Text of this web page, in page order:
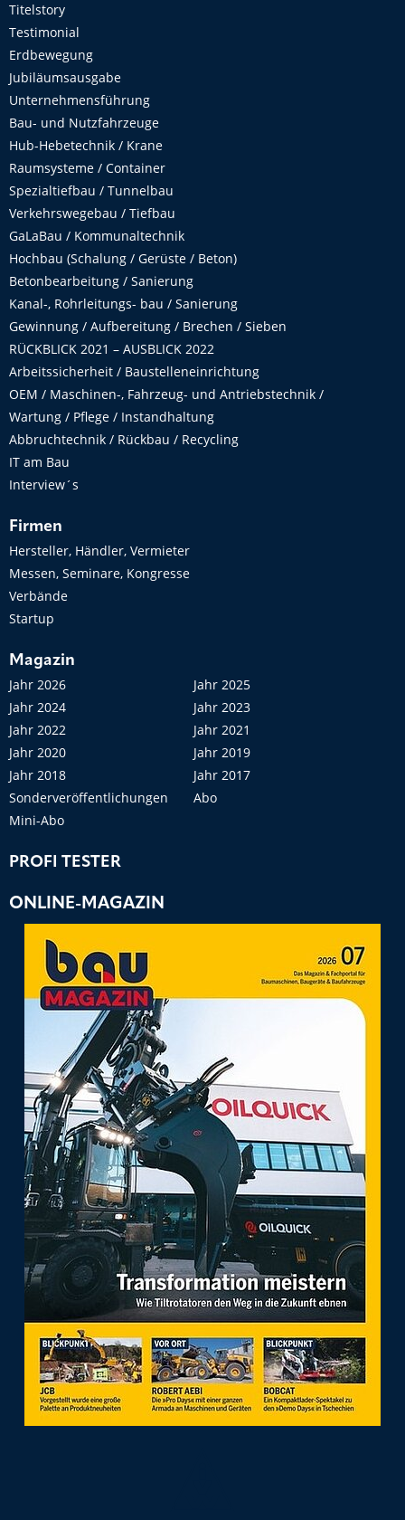
Titelstory
Testimonial
Erdbewegung
Jubiläumsausgabe
Unternehmensführung
Bau- und Nutzfahrzeuge
Hub-Hebetechnik / Krane
Raumsysteme / Container
Spezialtiefbau / Tunnelbau
Verkehrswegebau / Tiefbau
GaLaBau / Kommunaltechnik
Hochbau (Schalung / Gerüste / Beton)
Betonbearbeitung / Sanierung
Kanal-, Rohrleitungs- bau / Sanierung
Gewinnung / Aufbereitung / Brechen / Sieben
RÜCKBLICK 2021 – AUSBLICK 2022
Arbeitssicherheit / Baustelleneinrichtung
OEM / Maschinen-, Fahrzeug- und Antriebstechnik /
Wartung / Pflege / Instandhaltung
Abbruchtechnik / Rückbau / Recycling
IT am Bau
Interview´s
Firmen
Hersteller, Händler, Vermieter
Messen, Seminare, Kongresse
Verbände
Startup
Magazin
Jahr 2026
Jahr 2025
Jahr 2024
Jahr 2023
Jahr 2022
Jahr 2021
Jahr 2020
Jahr 2019
Jahr 2018
Jahr 2017
Sonderveröffentlichungen
Abo
Mini-Abo
PROFI TESTER
ONLINE-MAGAZIN